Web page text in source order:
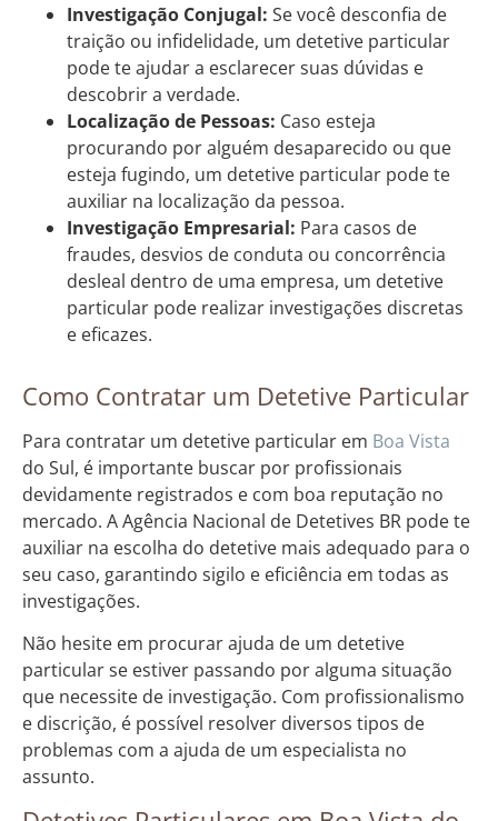
Investigação Conjugal: Se você desconfia de
traição ou infidelidade, um detetive particular
pode te ajudar a esclarecer suas dúvidas e
descobrir a verdade.
Localização de Pessoas: Caso esteja
procurando por alguém desaparecido ou que
esteja fugindo, um detetive particular pode te
auxiliar na localização da pessoa.
Investigação Empresarial: Para casos de
fraudes, desvios de conduta ou concorrência
desleal dentro de uma empresa, um detetive
particular pode realizar investigações discretas
e eficazes.
Como Contratar um Detetive Particular
Para contratar um detetive particular em Boa Vista
do Sul, é importante buscar por profissionais
devidamente registrados e com boa reputação no
mercado. A Agência Nacional de Detetives BR pode te
auxiliar na escolha do detetive mais adequado para o
seu caso, garantindo sigilo e eficiência em todas as
investigações.
Não hesite em procurar ajuda de um detetive
particular se estiver passando por alguma situação
que necessite de investigação. Com profissionalismo
e discrição, é possível resolver diversos tipos de
problemas com a ajuda de um especialista no
assunto.